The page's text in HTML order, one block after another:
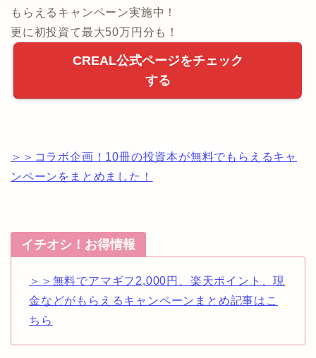
もらえるキャンペーン実施中！
更に初投資て最大50万円分も！
CREAL公式ページをチェック
する
＞＞コラボ企画！10冊の投資本が無料でもらえるキャ
ンペーンをまとめました！
イチオシ！お得情報
＞＞無料でアマギフ2,000円、楽天ポイント、現
金などがもらえるキャンペーンまとめ記事はこ
ちら